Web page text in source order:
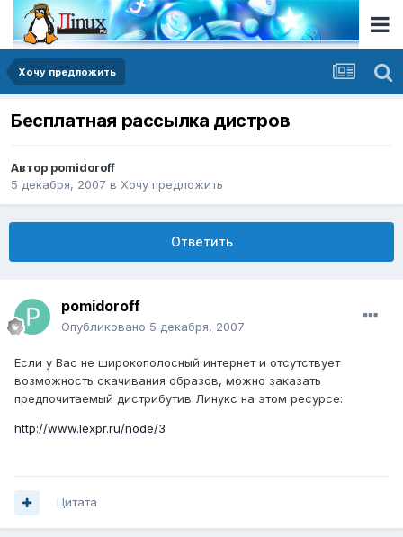
Хочу предложить
Бесплатная рассылка дистров
Автор pomidoroff
5 декабря, 2007 в Хочу предложить
Ответить
pomidoroff
Опубликовано 5 декабря, 2007
Если у Вас не широкополосный интернет и отсутствует
возможность скачивания образов, можно заказать
предпочитаемый дистрибутив Линукс на этом ресурсе:
http://www.lexpr.ru/node/3
Цитата